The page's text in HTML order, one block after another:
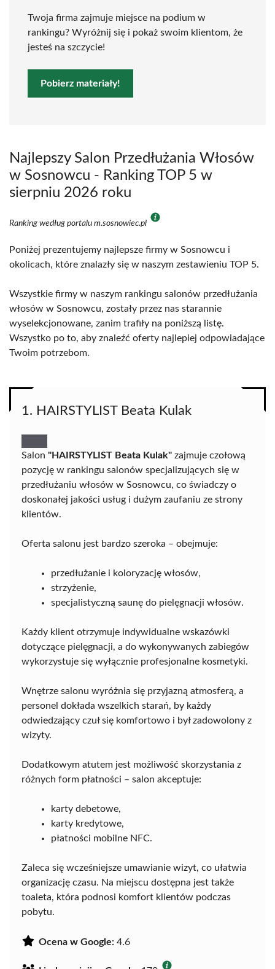
Twoja firma zajmuje miejsce na podium w
rankingu? Wyróżnij się i pokaż swoim klientom, że
jesteś na szczycie!
Pobierz materiały!
Najlepszy Salon Przedłużania Włosów
w Sosnowcu - Ranking TOP 5 w
sierpniu 2026 roku
Ranking według portalu m.sosnowiec.pl
Poniżej prezentujemy najlepsze firmy w Sosnowcu i
okolicach, które znalazły się w naszym zestawieniu TOP 5.
Wszystkie firmy w naszym rankingu salonów przedłużania
włosów w Sosnowcu, zostały przez nas starannie
wyselekcjonowane, zanim trafiły na poniższą listę.
Wszystko po to, aby znaleźć oferty najlepiej odpowiadające
Twoim potrzebom.
1. HAIRSTYLIST Beata Kulak
Salon "HAIRSTYLIST Beata Kulak" zajmuje czołową
pozycję w rankingu salonów specjalizujących się w
przedłużaniu włosów w Sosnowcu, co świadczy o
doskonałej jakości usług i dużym zaufaniu ze strony
klientów.
Oferta salonu jest bardzo szeroka – obejmuje:
przedłużanie i koloryzację włosów,
strzyżenie,
specjalistyczną saunę do pielęgnacji włosów.
Każdy klient otrzymuje indywidualne wskazówki
dotyczące pielęgnacji, a do wykonywanych zabiegów
wykorzystuje się wyłącznie profesjonalne kosmetyki.
Wnętrze salonu wyróżnia się przyjazną atmosferą, a
personel dokłada wszelkich starań, by każdy
odwiedzający czuł się komfortowo i był zadowolony z
wizyty.
Dodatkowym atutem jest możliwość skorzystania z
różnych form płatności – salon akceptuje:
karty debetowe,
karty kredytowe,
płatności mobilne NFC.
Zaleca się wcześniejsze umawianie wizyt, co ułatwia
organizację czasu. Na miejscu dostępna jest także
toaleta, która podnosi komfort klientów podczas
pobytu.
Ocena w Google: 4.6